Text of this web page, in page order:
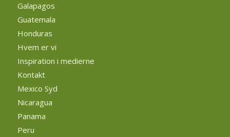
Galapagos
Guatemala
Honduras
Hvem er vi
Inspiration i medierne
Kontakt
Mexico Syd
Nicaragua
Panama
Peru